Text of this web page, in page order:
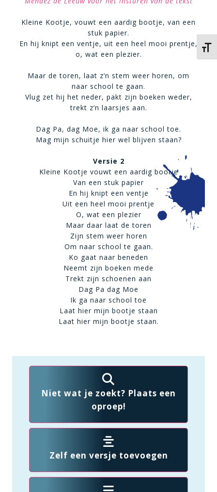
Kleine Kootje, vouwt een aardig bootje, van een
stuk papier.
En hij knipt een ventje, uit een heel mooi prentje,
o, wat een plezier.
Maar de toren, laat z’n stem weer horen, om
naar school te gaan.
Vlug zet hij het neder, pakt zijn boeken weder,
trekt z’n laarsjes aan.
Dag Pa, dag Moe, ik ga naar school toe.
Mag mijn schuitje hier wel blijven staan?
Versie 2
Kleine Kootje vouwt een aardig bootje
Van een stuk papier
En hij knipt een ventje
Uit een heel mooi prentje
O, wat een plezier
Maar daar laat de toren
Zijn stem weer horen
Om naar school te gaan.
Ko gaat naar beneden
Neemt zijn boeken mede
Trekt zijn schoenen aan
Dag Pa dag Moe
Ik ga naar school toe
Laat hier mijn bootje staan
Laat hier mijn bootje staan.
Niet wat je zoekt? Plaats een
oproep!
Zelf een versje toevoegen